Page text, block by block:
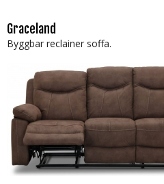
Graceland
Byggbar reclainer soffa.